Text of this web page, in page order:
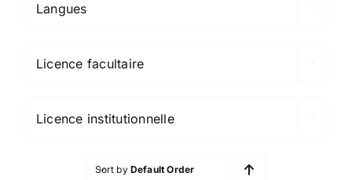
Langues
Licence facultaire
Licence institutionnelle
Sort by Default Order